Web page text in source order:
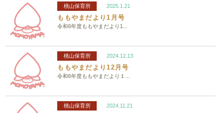
桃山保育所 2025.1.21
ももやまだより1月号
令和6年度ももやまだより1...
桃山保育所 2024.12.13
ももやまだより12月号
令和6年度ももやまだより１...
桃山保育所 2024.11.21